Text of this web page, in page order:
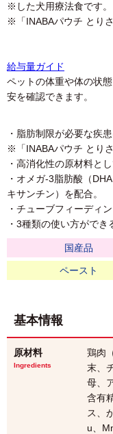
※した犬用療法食です。
※「INABAパウチ とり
給与量ガイド
ペットの体重や体の状
安を確認できます。
・脂肪制限が必要な疾
※「INABAパウチ とり
・高消化性の原材料と
・オメガ-3脂肪酸（
キサンチン）を配合。
・チューブフィーディン
・3種類の使い方ができ
国産品
ペースト
基本情報
原材料
Ingredients
鶏肉
末、
母、
含有
ス、
u、